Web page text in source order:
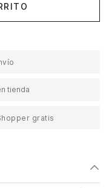
tienda
gratis